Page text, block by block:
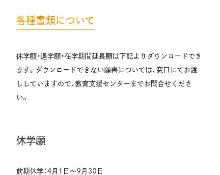
各種書類について
休学願・退学願・在学期間延長願は下記よりダウンロードでき
ます。ダウンロードできない願書については、窓口にてお渡
ししていますので、教育支援センターまでお問合せくださ
い。
休学願
前期休学：4月1日～9月30日